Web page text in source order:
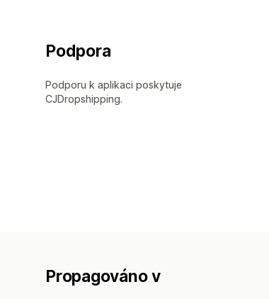
Podpora
Podporu k aplikaci poskytuje
CJDropshipping.
Propagováno v